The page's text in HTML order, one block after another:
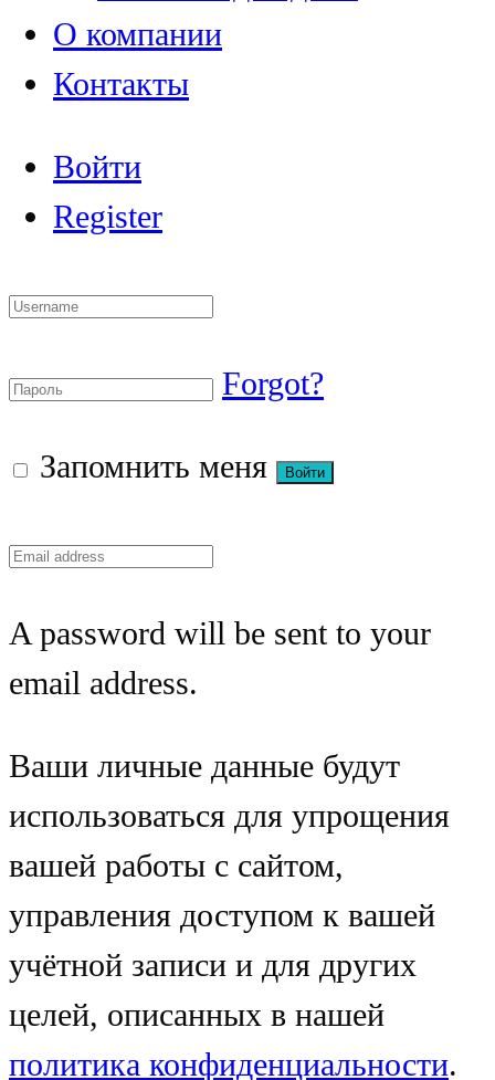
О компании
Контакты
Войти
Register
Forgot?
Запомнить меня
A password will be sent to your
email address.
Ваши личные данные будут
использоваться для упрощения
вашей работы с сайтом,
управления доступом к вашей
учётной записи и для других
целей, описанных в нашей
политика конфиденциальности.